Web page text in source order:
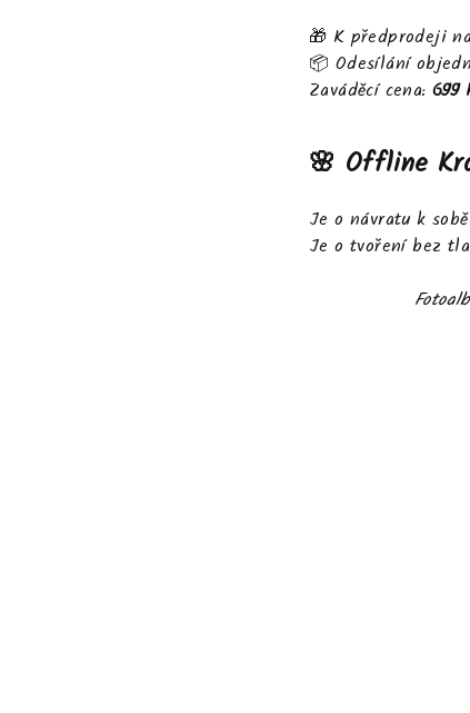
🎁 K předprodeji
📦 Odesílání
Zaváděcí cena: 699
🌸 Offline
Je o návratu k
Je o tvoření bez